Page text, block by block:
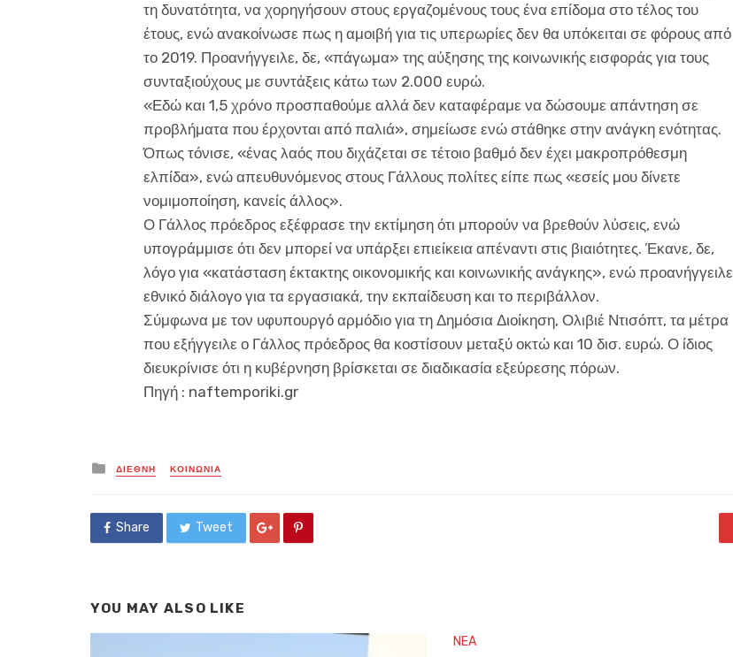
τη δυνατότητα, να χορηγήσουν στους εργαζομένους τους ένα επίδομα στο τέλος του
έτους, ενώ ανακοίνωσε πως η αμοιβή για τις υπερωρίες δεν θα υπόκειται σε φόρους από
το 2019. Προανήγγειλε, δε, «πάγωμα» της αύξησης της κοινωνικής εισφοράς για τους
συνταξιούχους με συντάξεις κάτω των 2.000 ευρώ.
«Εδώ και 1,5 χρόνο προσπαθούμε αλλά δεν καταφέραμε να δώσουμε απάντηση σε
προβλήματα που έρχονται από παλιά», σημείωσε ενώ στάθηκε στην ανάγκη ενότητας.
Όπως τόνισε, «ένας λαός που διχάζεται σε τέτοιο βαθμό δεν έχει μακροπρόθεσμη
ελπίδα», ενώ απευθυνόμενος στους Γάλλους πολίτες είπε πως «εσείς μου δίνετε
νομιμοποίηση, κανείς άλλος».
Ο Γάλλος πρόεδρος εξέφρασε την εκτίμηση ότι μπορούν να βρεθούν λύσεις, ενώ
υπογράμμισε ότι δεν μπορεί να υπάρξει επιείκεια απέναντι στις βιαιότητες. Έκανε, δε,
λόγο για «κατάσταση έκτακτης οικονομικής και κοινωνικής ανάγκης», ενώ προανήγγειλε
εθνικό διάλογο για τα εργασιακά, την εκπαίδευση και το περιβάλλον.
Σύμφωνα με τον υφυπουργό αρμόδιο για τη Δημόσια Διοίκηση, Ολιβιέ Ντισόπτ, τα μέτρα
που εξήγγειλε ο Γάλλος πρόεδρος θα κοστίσουν μεταξύ οκτώ και 10 δισ. ευρώ. Ο ίδιος
διευκρίνισε ότι η κυβέρνηση βρίσκεται σε διαδικασία εξεύρεσης πόρων.
Πηγή : naftemporiki.gr
Posted
in
ΔΙΕΘΝΗ ΚΟΙΝΩΝΙΑ
Share Tweet
YOU MAY ALSO LIKE
NEA